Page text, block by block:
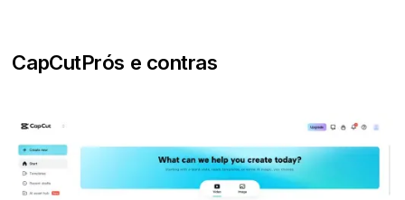
CapCutPrós e contras